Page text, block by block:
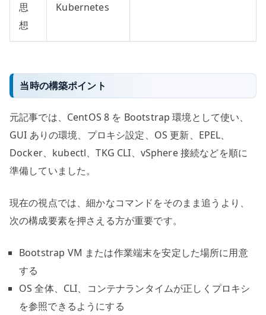
思
想
Kubernetes
当時の構築ポイント
元記事では、CentOS 8 を Bootstrap 環境として使い、
GUI ありの環境、プロキシ設定、OS 更新、EPEL、
Docker、kubectl、TKG CLI、vSphere 接続などを順に
準備していました。
現在の視点では、細かなコマンドをそのまま追うより、
次の構成要素を押さえる方が重要です。
Bootstrap VM または作業端末を安定した場所に用意
する
OS 全体、CLI、コンテナランタイムが正しくプロキシ
を参照できるようにする